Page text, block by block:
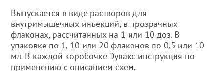
Выпускается в виде растворов для
внутримышечных инъекций, в прозрачных
флаконах, рассчитанных на 1 или 10 доз. В
упаковке по 1, 10 или 20 флаконов по 0,5 или 10
мл. В каждой коробочке Эувакс инструкция по
применению с описанием схем,